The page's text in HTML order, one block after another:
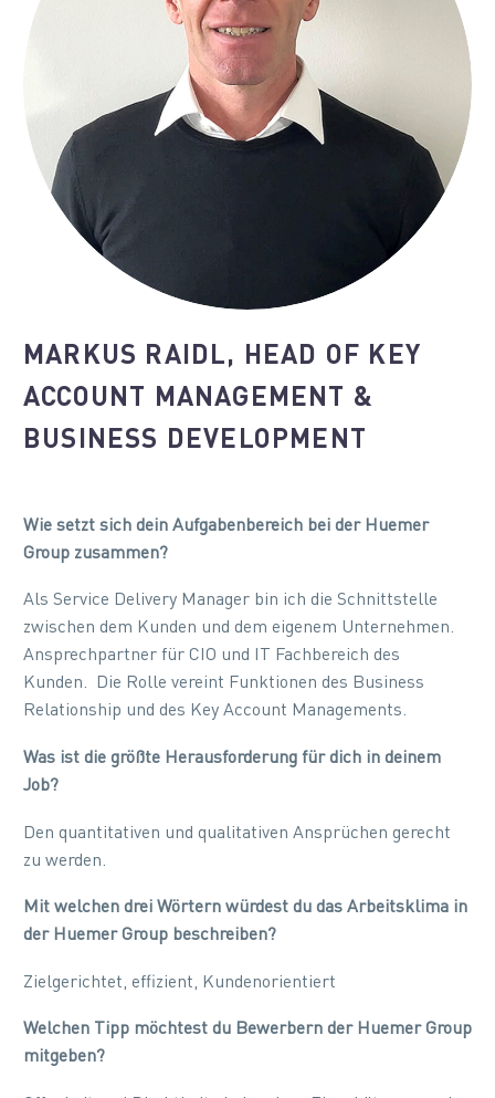
MARKUS RAIDL, HEAD OF KEY
ACCOUNT MANAGEMENT &
BUSINESS DEVELOPMENT
Wie setzt sich dein Aufgabenbereich bei der Huemer
Group zusammen?
Als Service Delivery Manager bin ich die Schnittstelle
zwischen dem Kunden und dem eigenem Unternehmen.
Ansprechpartner für CIO und IT Fachbereich des
Kunden. Die Rolle vereint Funktionen des Business
Relationship und des Key Account Managements.
Was ist die größte Herausforderung für dich in deinem
Job?
Den quantitativen und qualitativen Ansprüchen gerecht
zu werden.
Mit welchen drei Wörtern würdest du das Arbeitsklima in
der Huemer Group beschreiben?
Zielgerichtet, effizient, Kundenorientiert
Welchen Tipp möchtest du Bewerbern der Huemer Group
mitgeben?